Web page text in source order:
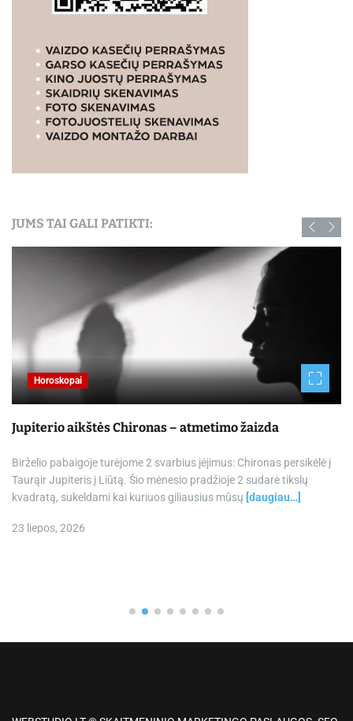
JUMS TAI GALI PATIKTI:
Horoskopai
Jupiterio aikštės Chironas – atmetimo žaizda
Birželio pabaigoje turėjome 2 svarbius įėjimus: Chironas persikėlė į
Taurąir Jupiteris į Liūtą. Šio mėnesio pradžioje 2 sudarė tikslų
kvadratą, sukeldami kai kuriuos giliausius mūsų [daugiau…]
23 liepos, 2026